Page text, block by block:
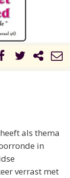
als thema
in
verrast met